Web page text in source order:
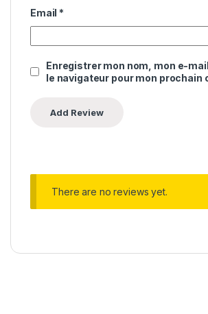
Email *
Enregistrer mon nom, mon e-
le navigateur pour mon prochain
There are no reviews yet.